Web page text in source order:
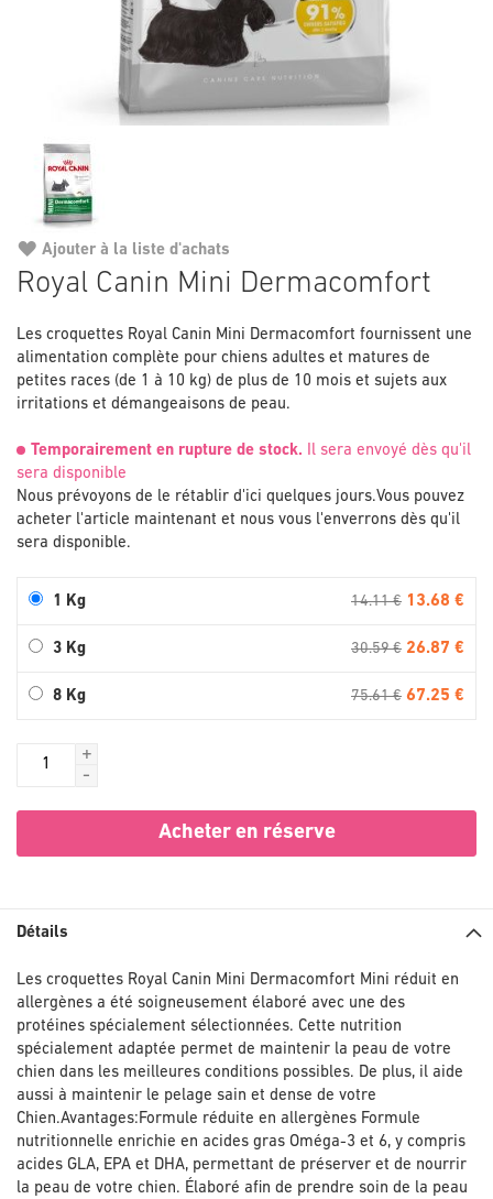
Royal Canin Mini Dermacomfort
Les croquettes Royal Canin Mini Dermacomfort fournissent une
alimentation complète pour chiens adultes et matures de
petites races (de 1 à 10 kg) de plus de 10 mois et sujets aux
irritations et démangeaisons de peau.
Temporairement en rupture de stock. Il sera envoyé dès qu'il
sera disponible
Nous prévoyons de le rétablir d'ici quelques jours.Vous pouvez
acheter l'article maintenant et nous vous l'enverrons dès qu'il
sera disponible.
1 Kg 14.11 € 13.68 €
3 Kg 30.59 € 26.87 €
8 Kg 75.61 € 67.25 €
+
-
Acheter en réserve
Ajouter à la liste d'achats
au
de
la
Galerie
d’images
Détails
Les croquettes Royal Canin Mini Dermacomfort Mini réduit en
allergènes a été soigneusement élaboré avec une des
protéines spécialement sélectionnées. Cette nutrition
spécialement adaptée permet de maintenir la peau de votre
chien dans les meilleures conditions possibles. De plus, il aide
aussi à maintenir le pelage sain et dense de votre
Chien.Avantages:Formule réduite en allergènes Formule
nutritionnelle enrichie en acides gras Oméga-3 et 6, y compris
acides GLA, EPA et DHA, permettant de préserver et de nourrir
la peau de votre chien. Élaboré afin de prendre soin de la peau